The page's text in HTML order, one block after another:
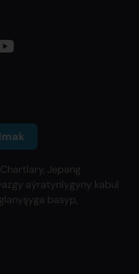
Jepang
aýratynlygyny kabul
basyp,